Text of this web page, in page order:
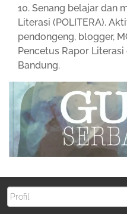
10. Senang belajar dan
Literasi (POLITERA).
pendongeng, blogger,
Pencetus Rapor Literasi
Bandung.